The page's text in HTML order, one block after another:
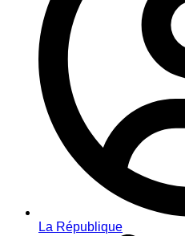
La République